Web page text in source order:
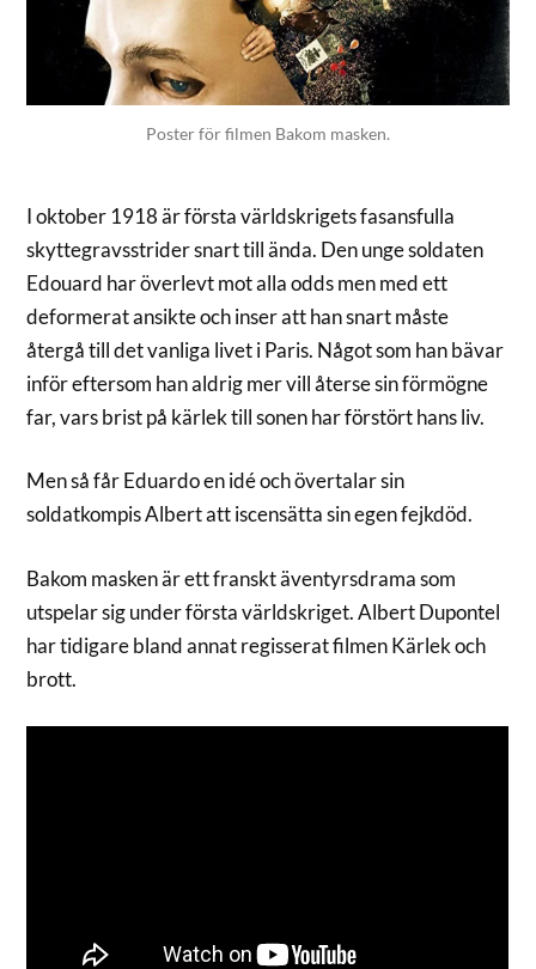
Poster för filmen Bakom masken.
I oktober 1918 är första världskrigets fasansfulla
skyttegravsstrider snart till ända. Den unge soldaten
Edouard har överlevt mot alla odds men med ett
deformerat ansikte och inser att han snart måste
återgå till det vanliga livet i Paris. Något som han bävar
inför eftersom han aldrig mer vill återse sin förmögne
far, vars brist på kärlek till sonen har förstört hans liv.
Men så får Eduardo en idé och övertalar sin
soldatkompis Albert att iscensätta sin egen fejkdöd.
Bakom masken är ett franskt äventyrsdrama som
utspelar sig under första världskriget. Albert Dupontel
har tidigare bland annat regisserat filmen Kärlek och
brott.